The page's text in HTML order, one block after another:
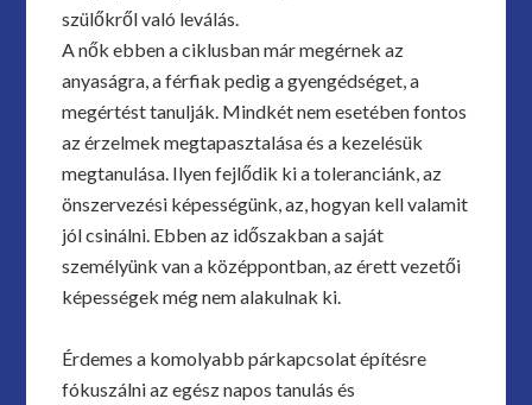
szülőkről való leválás.
A nők ebben a ciklusban már megérnek az
anyaságra, a férfiak pedig a gyengédséget, a
megértést tanulják. Mindkét nem esetében fontos
az érzelmek megtapasztalása és a kezelésük
megtanulása. Ilyen fejlődik ki a toleranciánk, az
önszervezési képességünk, az, hogyan kell valamit
jól csinálni. Ebben az időszakban a saját
személyünk van a középpontban, az érett vezetői
képességek még nem alakulnak ki.
Érdemes a komolyabb párkapcsolat építésre
fókuszálni az egész napos tanulás és